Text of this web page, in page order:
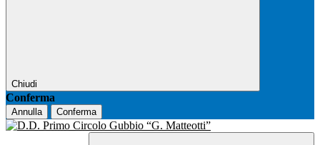
Chiudi
Conferma
Annulla Conferma